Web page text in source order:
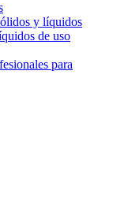
y líquidos
de uso
para